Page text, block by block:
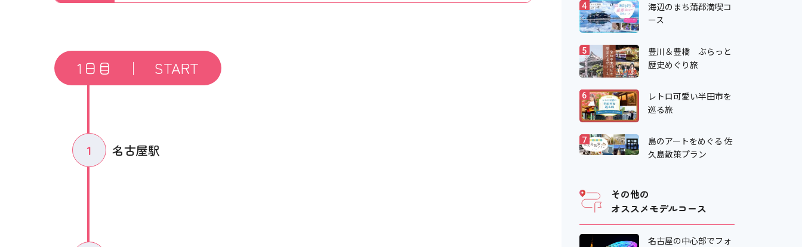
1日目 ｜ START
1 名古屋駅
4
海辺のまち蒲郡満喫コ
ース
5
豊川＆豊橋 ぶらっと
歴史めぐり旅
6
レトロ可愛い半田市を
巡る旅
7
島のアートをめぐる 佐
久島散策プラン
その他の
オススメモデルコース
名古屋の中心部でフォ